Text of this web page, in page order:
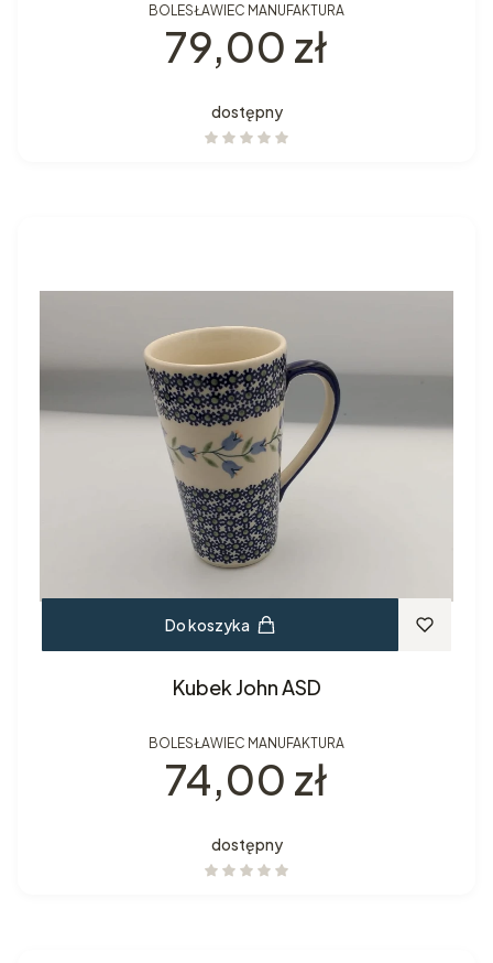
BOLESŁAWIEC MANUFAKTURA
Cena
79,00 zł
dostępny
Do koszyka
Kubek John ASD
BOLESŁAWIEC MANUFAKTURA
Cena
74,00 zł
dostępny